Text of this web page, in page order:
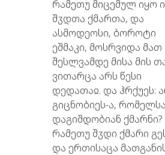
რამეთუ მიცემულ იყო
შჳდთა ქმართა, და
ასმოდეოსი, ბოროტი
ეშმაკი, მოსრვიდა მათ
შესლვამდე მისა მის
ვითარცა არს წესი
დედათაჲ. და ჰრქუეს:
გიცნობიეს-ა,
დაგიშდობიან ქმარნი?
რამეთუ შჳდი ქმარი
და ერთისაცა